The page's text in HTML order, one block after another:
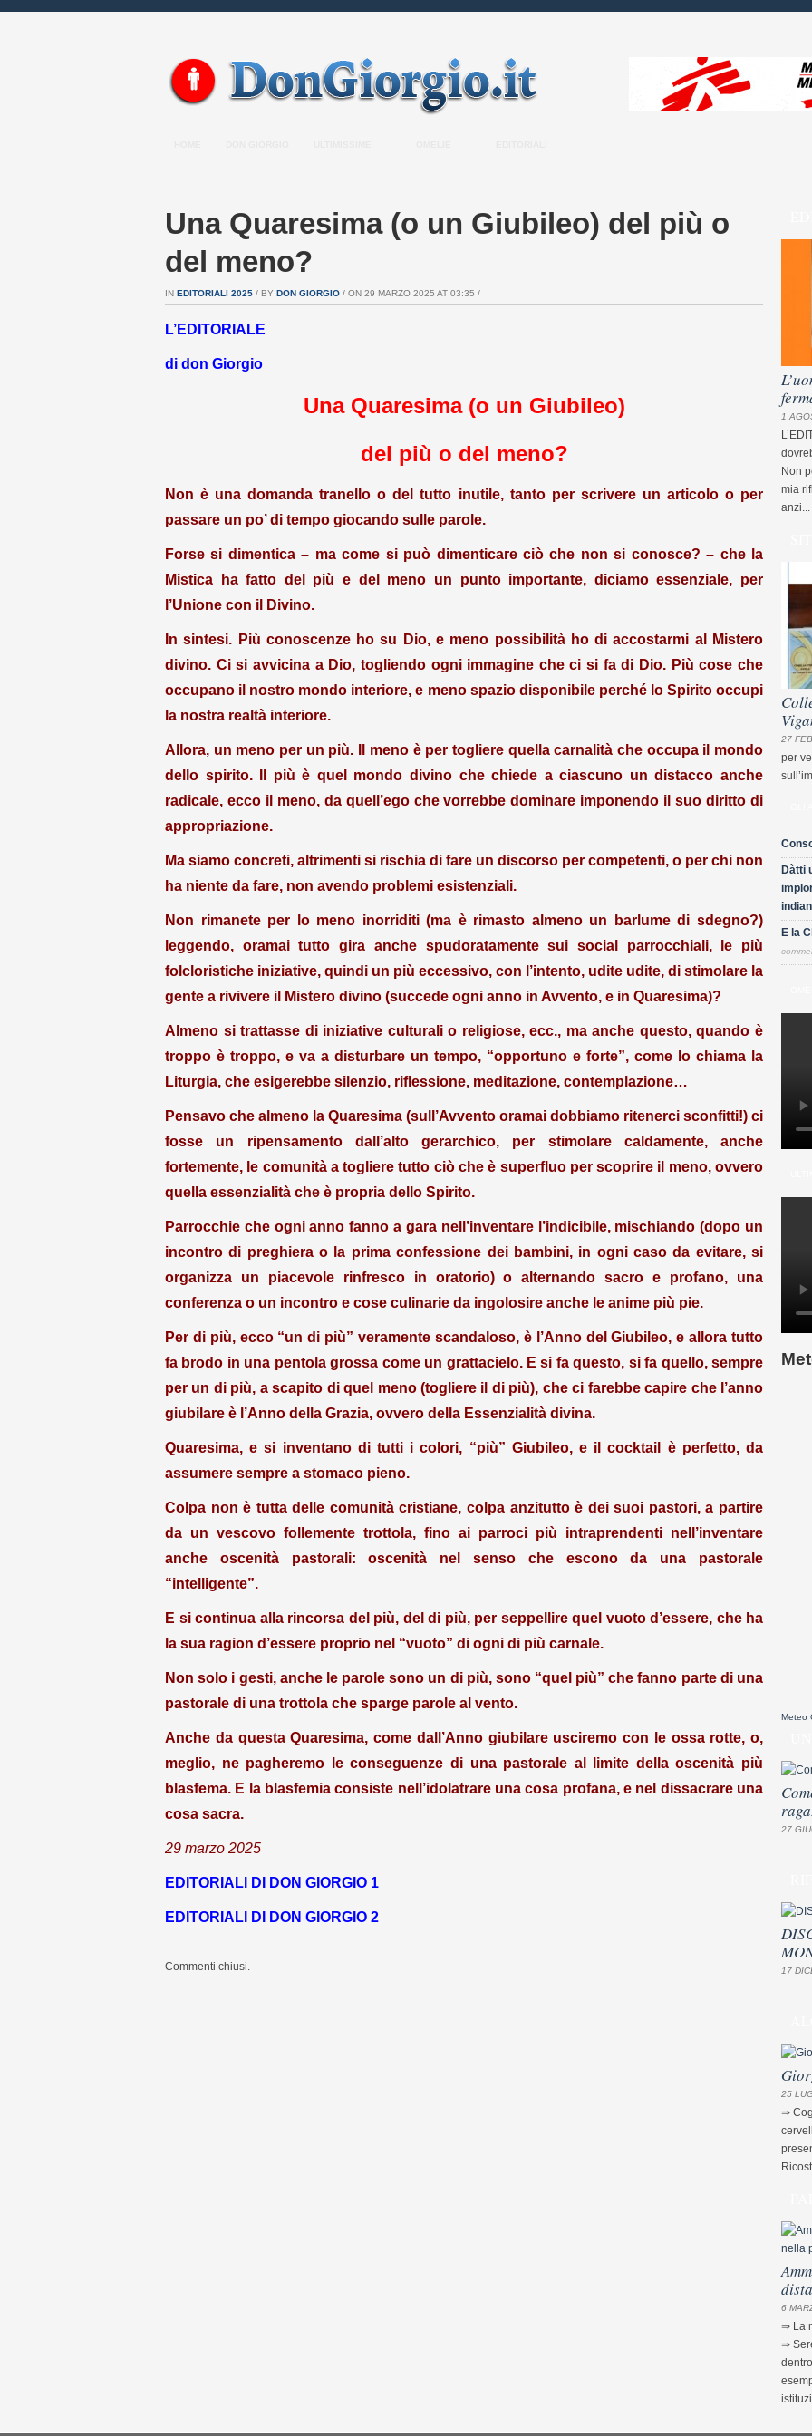
Una Quaresima (o un Giubileo) del più o
del meno?
IN EDITORIALI 2025 / BY DON GIORGIO / ON 29 MARZO 2025 AT 03:35 /
L’EDITORIALE
di don Giorgio
Una Quaresima (o un Giubileo)
del più o del meno?
Non è una domanda tranello o del tutto inutile, tanto per scrivere un articolo o per
passare un po’ di tempo giocando sulle parole.
Forse si dimentica – ma come si può dimenticare ciò che non si conosce? – che la
Mistica ha fatto del più e del meno un punto importante, diciamo essenziale, per
l’Unione con il Divino.
In sintesi. Più conoscenze ho su Dio, e meno possibilità ho di accostarmi al Mistero
divino. Ci si avvicina a Dio, togliendo ogni immagine che ci si fa di Dio. Più cose che
occupano il nostro mondo interiore, e meno spazio disponibile perché lo Spirito occupi
la nostra realtà interiore.
Allora, un meno per un più. Il meno è per togliere quella carnalità che occupa il mondo
dello spirito. Il più è quel mondo divino che chiede a ciascuno un distacco anche
radicale, ecco il meno, da quell’ego che vorrebbe dominare imponendo il suo diritto di
appropriazione.
Ma siamo concreti, altrimenti si rischia di fare un discorso per competenti, o per chi non
ha niente da fare, non avendo problemi esistenziali.
Non rimanete per lo meno inorriditi (ma è rimasto almeno un barlume di sdegno?)
leggendo, oramai tutto gira anche spudoratamente sui social parrocchiali, le più
folcloristiche iniziative, quindi un più eccessivo, con l’intento, udite udite, di stimolare la
gente a rivivere il Mistero divino (succede ogni anno in Avvento, e in Quaresima)?
Almeno si trattasse di iniziative culturali o religiose, ecc., ma anche questo, quando è
troppo è troppo, e va a disturbare un tempo, “opportuno e forte”, come lo chiama la
Liturgia, che esigerebbe silenzio, riflessione, meditazione, contemplazione…
Pensavo che almeno la Quaresima (sull’Avvento oramai dobbiamo ritenerci sconfitti!) ci
fosse un ripensamento dall’alto gerarchico, per stimolare caldamente, anche
fortemente, le comunità a togliere tutto ciò che è superfluo per scoprire il meno, ovvero
quella essenzialità che è propria dello Spirito.
Parrocchie che ogni anno fanno a gara nell’inventare l’indicibile, mischiando (dopo un
incontro di preghiera o la prima confessione dei bambini, in ogni caso da evitare, si
organizza un piacevole rinfresco in oratorio) o alternando sacro e profano, una
conferenza o un incontro e cose culinarie da ingolosire anche le anime più pie.
Per di più, ecco “un di più” veramente scandaloso, è l’Anno del Giubileo, e allora tutto
fa brodo in una pentola grossa come un grattacielo. E si fa questo, si fa quello, sempre
per un di più, a scapito di quel meno (togliere il di più), che ci farebbe capire che l’anno
giubilare è l’Anno della Grazia, ovvero della Essenzialità divina.
Quaresima, e si inventano di tutti i colori, “più” Giubileo, e il cocktail è perfetto, da
assumere sempre a stomaco pieno.
Colpa non è tutta delle comunità cristiane, colpa anzitutto è dei suoi pastori, a partire
da un vescovo follemente trottola, fino ai parroci più intraprendenti nell’inventare
anche oscenità pastorali: oscenità nel senso che escono da una pastorale
“intelligente”.
E si continua alla rincorsa del più, del di più, per seppellire quel vuoto d’essere, che ha
la sua ragion d’essere proprio nel “vuoto” di ogni di più carnale.
Non solo i gesti, anche le parole sono un di più, sono “quel più” che fanno parte di una
pastorale di una trottola che sparge parole al vento.
Anche da questa Quaresima, come dall’Anno giubilare usciremo con le ossa rotte, o,
meglio, ne pagheremo le conseguenze di una pastorale al limite della oscenità più
blasfema. E la blasfemia consiste nell’idolatrare una cosa profana, e nel dissacrare una
cosa sacra.
29 marzo 2025
EDITORIALI DI DON GIORGIO 1
EDITORIALI DI DON GIORGIO 2
Commenti chiusi.
1
Non
mia
anzi...
27
per
Dàtti
E la
Meteo
27
...
17
25
⇒
6
⇒ La
⇒